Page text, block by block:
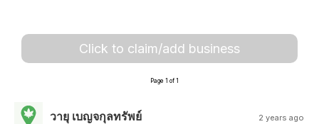
Click to claim/add business
Page 1 of 1
วายุ เบญจกุลทรัพย์ 2 years ago